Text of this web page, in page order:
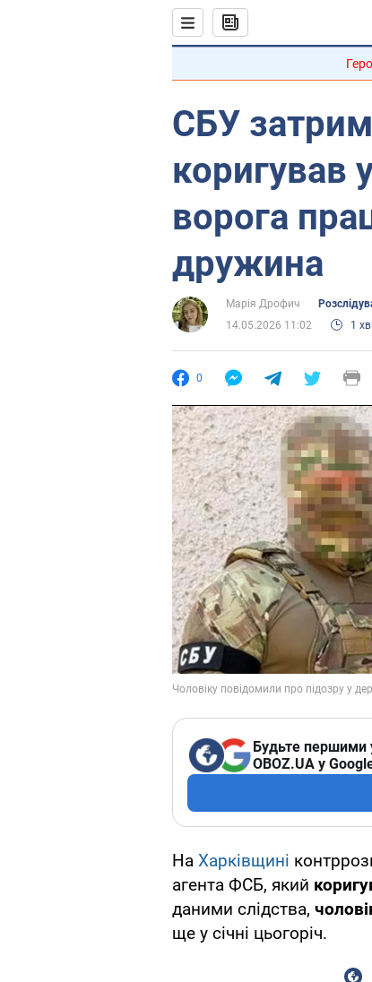
СБУ
коригував
ворога
дружина
Марія Дрофич
14.05.2026 11:02
1
0
Будьте першими
OBOZ.UA у
На Харківщині
агента ФСБ, який
даними слідства,
ще у січні цьогоріч.